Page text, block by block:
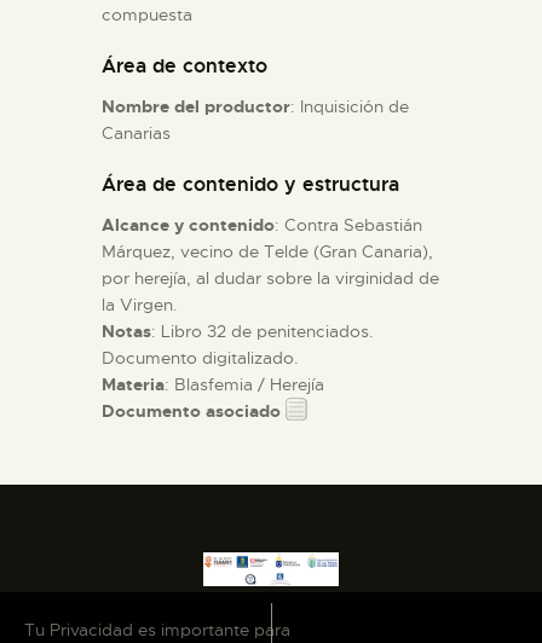
COLECCIONES
compuesta
Área de contexto
Nombre del productor: Inquisición de
Canarias
Área de contenido y estructura
Alcance y contenido: Contra Sebastián
Márquez, vecino de Telde (Gran Canaria),
por herejía, al dudar sobre la virginidad de
la Virgen.
Notas: Libro 32 de penitenciados.
Documento digitalizado.
Materia: Blasfemia / Herejía
Documento asociado
Tu Privacidad es importante para